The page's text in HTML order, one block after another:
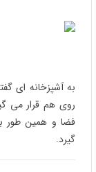
به آشپزخانه ای
روی هم قرار می
فضا و همین طور
گیرد.